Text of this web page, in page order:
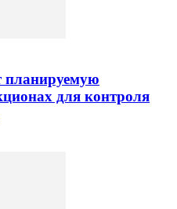
планируемую
для контроля